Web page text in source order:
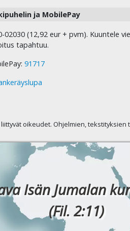
ja MobilePay
02030 (12,92 eur + pvm). Kuuntele
tapahtuu.
91717
oikeudet. Ohjelmien,
Isän Jumalan
(Fil. 2:11)